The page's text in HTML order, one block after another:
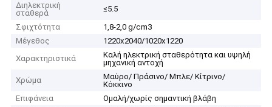
Διηλεκτρική
σταθερά
≤5.5
Σφιχτότητα
1,8-2,0 g/cm3
Μέγεθος
1220x2040/1020x1220
Χαρακτηριστικά
Καλή ηλεκτρική σταθερότητα και υψηλή
μηχανική αντοχή
Χρώμα
Μαύρο/ Πράσινο/ Μπλε/ Κίτρινο/
Κόκκινο
Επιφάνεια
Ομαλή/χωρίς σημαντική βλάβη